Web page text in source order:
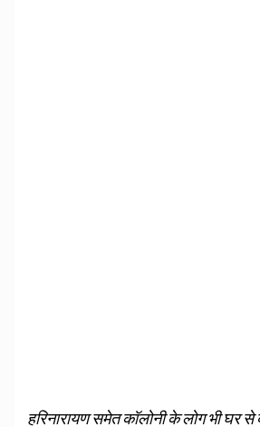
हरिनारायण समेत कॉलोनी के लोग भी घर